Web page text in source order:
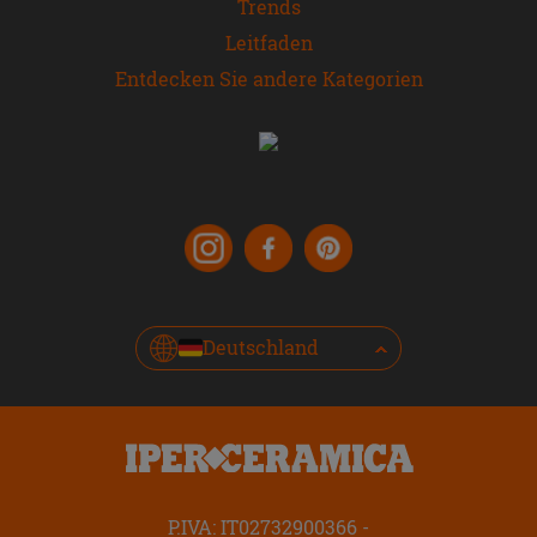
Trends
Leitfaden
Entdecken Sie andere Kategorien
Deutschland
P.IVA: IT02732900366